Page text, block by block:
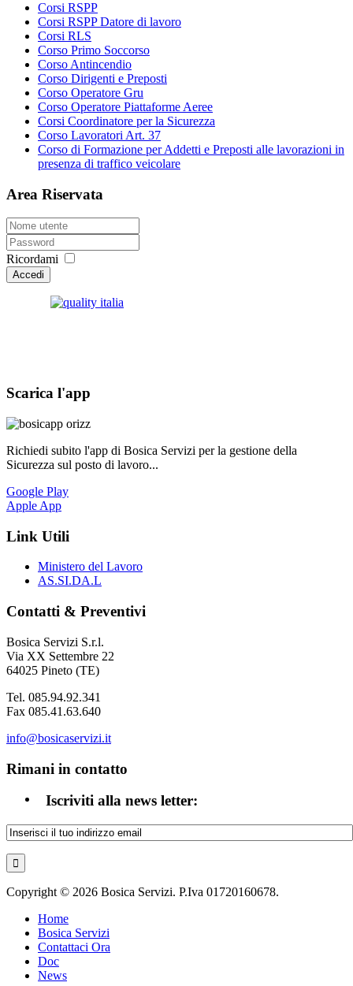
Corsi RSPP
Corsi RSPP Datore di lavoro
Corsi RLS
Corso Primo Soccorso
Corso Antincendio
Corso Dirigenti e Preposti
Corso Operatore Gru
Corso Operatore Piattaforme Aeree
Corsi Coordinatore per la Sicurezza
Corso Lavoratori Art. 37
Corso di Formazione per Addetti e Preposti alle lavorazioni in
presenza di traffico veicolare
Area Riservata
Ricordami
Accedi
Scarica l'app
Richiedi subito l'app di Bosica Servizi per la gestione della
Sicurezza sul posto di lavoro...
Google Play
Apple App
Link Utili
Ministero del Lavoro
AS.SI.DA.L
Contatti & Preventivi
Bosica Servizi S.r.l.
Via XX Settembre 22
64025 Pineto (TE)
Tel. 085.94.92.341
Fax 085.41.63.640
info@bosicaservizi.it
Rimani in contatto
Iscriviti alla news letter:
Copyright © 2026 Bosica Servizi. P.Iva 01720160678.
Home
Bosica Servizi
Contattaci Ora
Doc
News